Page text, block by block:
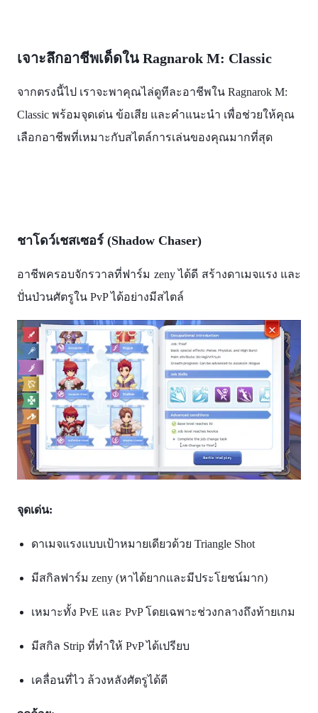
เจาะลึกอาชีพเด็ดใน Ragnarok M: Classic
จากตรงนี้ไป เราจะพาคุณไล่ดูทีละอาชีพใน Ragnarok M:
Classic พร้อมจุดเด่น ข้อเสีย และคำแนะนำ เพื่อช่วยให้คุณ
เลือกอาชีพที่เหมาะกับสไตล์การเล่นของคุณมากที่สุด
ชาโดว์เชสเซอร์ (Shadow Chaser)
อาชีพครอบจักรวาลที่ฟาร์ม zeny ได้ดี สร้างดาเมจแรง และ
ปั่นป่วนศัตรูใน PvP ได้อย่างมีสไตล์
จุดเด่น:
ดาเมจแรงแบบเป้าหมายเดียวด้วย Triangle Shot
มีสกิลฟาร์ม zeny (หาได้ยากและมีประโยชน์มาก)
เหมาะทั้ง PvE และ PvP โดยเฉพาะช่วงกลางถึงท้ายเกม
มีสกิล Strip ที่ทำให้ PvP ได้เปรียบ
เคลื่อนที่ไว ล้วงหลังศัตรูได้ดี